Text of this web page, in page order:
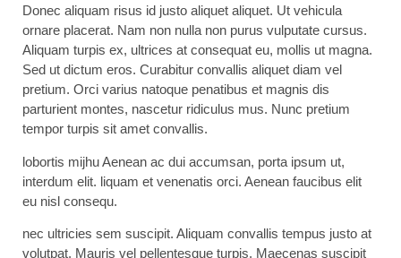
Donec aliquam risus id justo aliquet aliquet. Ut vehicula
ornare placerat. Nam non nulla non purus vulputate cursus.
Aliquam turpis ex, ultrices at consequat eu, mollis ut magna.
Sed ut dictum eros. Curabitur convallis aliquet diam vel
pretium. Orci varius natoque penatibus et magnis dis
parturient montes, nascetur ridiculus mus. Nunc pretium
tempor turpis sit amet convallis.
lobortis mijhu Aenean ac dui accumsan, porta ipsum ut,
interdum elit. liquam et venenatis orci. Aenean faucibus elit
eu nisl consequ.
nec ultricies sem suscipit. Aliquam convallis tempus justo at
volutpat. Mauris vel pellentesque turpis. Maecenas suscipit